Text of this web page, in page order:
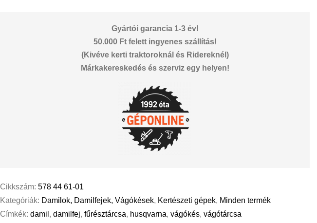
Gyártói garancia 1-3 év!
50.000 Ft felett ingyenes szállítás!
(Kivéve kerti traktoroknál és Ridereknél)
Márkakereskedés és szerviz egy helyen!
Cikkszám:578 44 61-01
Kategóriák: Damilok, Damilfejek, Vágókések, Kertészeti gépek, Minden termék
Címkék:damil ,damilfej,fűrésztárcsa, husqvarna,vágókés,vágótárcsa